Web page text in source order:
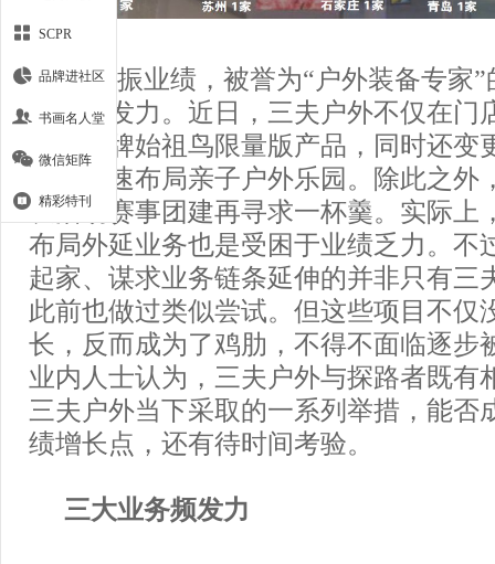
为提振业绩，被誉为“户外装备专家
进一步发力。近日，三夫户外不仅在门
顶级品牌始祖鸟限量版产品，同时还变
目，加速布局亲子户外乐园。除此之外
从活动赛事团建再寻求一杯羹。实际上
布局外延业务也是受困于业绩乏力。不
起家、谋求业务链条延伸的并非只有三
此前也做过类似尝试。但这些项目不仅
长，反而成为了鸡肋，不得不面临逐步
业内人士认为，三夫户外与探路者既有
三夫户外当下采取的一系列举措，能否
绩增长点，还有待时间考验。
三大业务频发力
SCPR
品牌进社区
书画名人堂
微信矩阵
精彩特刊